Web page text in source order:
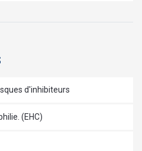
d'inhibiteurs
(EHC)